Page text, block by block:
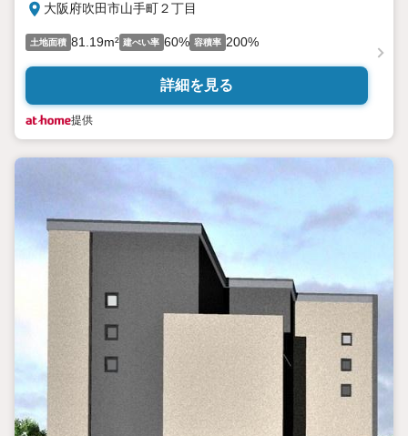
大阪府吹田市山手町２丁目
土地面積 81.19m² 建ぺい率 60% 容積率 200%
詳細を見る
提供